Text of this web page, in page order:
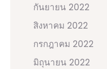
กันยายน 2022
สิงหาคม 2022
กรกฎาคม 2022
มิถุนายน 2022